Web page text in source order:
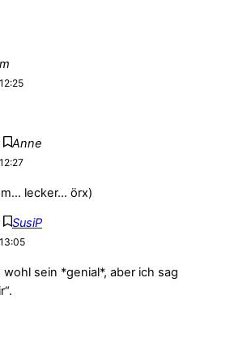
Anne
lecker… örx)
SusiP
wohl sein *genial*, aber ich sag